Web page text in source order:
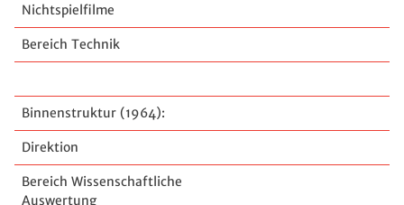
Nichtspielfilme
Bereich Technik
Binnenstruktur (1964):
Direktion
Bereich Wissenschaftliche
Auswertung